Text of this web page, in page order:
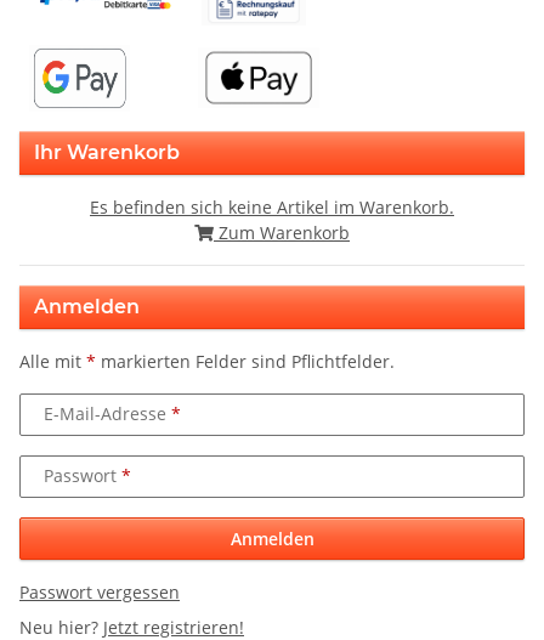
Ihr Warenkorb
Es befinden sich keine Artikel im Warenkorb.
Zum Warenkorb
Anmelden
Alle mit * markierten Felder sind Pflichtfelder.
E-Mail-Adresse
Passwort
Anmelden
Passwort vergessen
Neu hier? Jetzt registrieren!